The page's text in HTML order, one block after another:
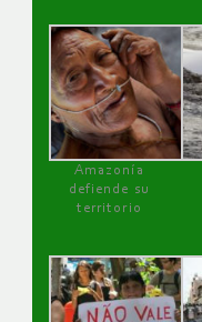
Amazonía
defiende su
territorio